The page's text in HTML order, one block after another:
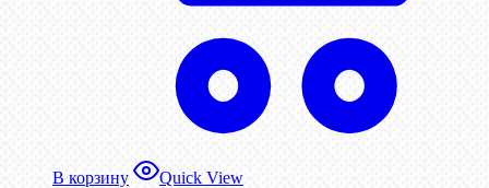
В корзину Quick View